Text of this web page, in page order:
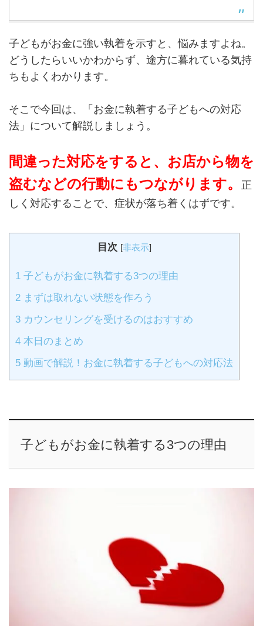
子どもがお金に強い執着を示すと、悩みますよね。
どうしたらいいかわからず、途方に暮れている気持
ちもよくわかります。
そこで今回は、「お金に執着する子どもへの対応
法」について解説しましょう。
間違った対応をすると、お店から物を
盗むなどの行動にもつながります。
正
しく対応することで、症状が落ち着くはずです。
目次 [非表示]
1 子どもがお金に執着する3つの理由
2 まずは取れない状態を作ろう
3 カウンセリングを受けるのはおすすめ
4 本日のまとめ
5 動画で解説！お金に執着する子どもへの対応法
子どもがお金に執着する3つの理由